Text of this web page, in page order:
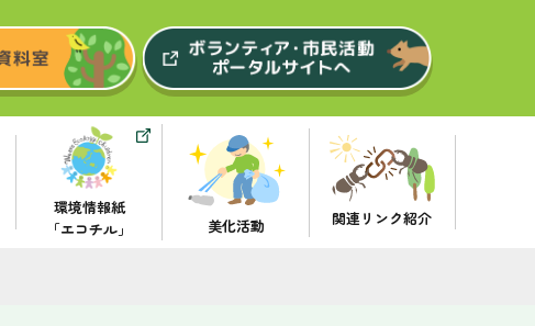
環境情報紙
「エコチル」
美化活動 関連リンク紹介